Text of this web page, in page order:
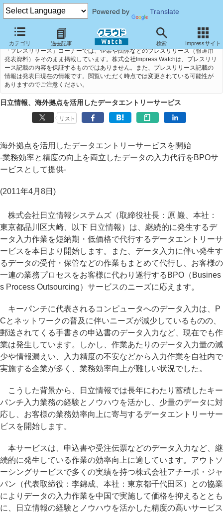
Powered by Translate
カテゴリ 過去記事 検索 Impressサイト
「プレスリリース」コーナーでは、企業や団体などのプレスリリース（報道用
発表資料）をそのまま掲載しています。株式会社Impress Watchは、プレスリリ
ース記載の内容を保証するものではありません。また、プレスリリース記載の
情報は発表日現在の情報です。閲覧いただく時点では変更されている可能性が
ありますのでご注意ください。
日立情報、海外拠点を活用したデータエントリーサービス
リスト
海外拠点を活用したデータエントリーサービスを開始
-業務効率と精度の向上を両立したデータの入力代行をBPOサ
ービスとして提供-
(2011年4月8日)
株式会社日立情報システムズ（取締役社長：原 巖、本社：
東京都品川区大崎、以下 日立情報）は、継続的に発生するデ
ータ入力作業を短納期・低価格で代行するデータエントリーサ
ービスを本日より開始します。また、データ入力に伴い発生す
るデータの受付・保管などの作業もまとめて代行し、お客様の
一連の業務プロセスをお客様に代わり遂行するBPO（Busines
s Process Outsourcing）サービスのニーズに応えます。
キーパンチに代表されるコンピュータへのデータ入力は、P
Cとネットワークの普及に伴いニーズが減少しているものの、
郵送されてくる手書きの申込書のデータ入力など、現在でも作
業は発生しています。しかし、作業あたりのデータ入力量の減
少や情報漏えい、入力精度の不安などから入力作業を自社内で
実施する企業が多く、業務効率向上が難しい状況でした。
こうした背景から、日立情報では長年にわたり蓄積したキー
パンチ入力業務の経験とノウハウを活かし、少量のデータに対
応し、お客様の業務効率向上に寄与するデータエントリーサー
ビスを開始します。
本サービスは、申込書や受注伝票などのデータ入力など、継
続的に発生している作業の効率向上に適しています。アウトソ
ーシングサービスで多くの実績を持つ株式会社アチーボ・ジャ
パン（代表取締役：李錦成、本社：東京都千代田区）との協業
によりデータの入力作業を中国で実施して価格を抑えるととも
に、日立情報の経験とノウハウを活かした精度の高いサービス